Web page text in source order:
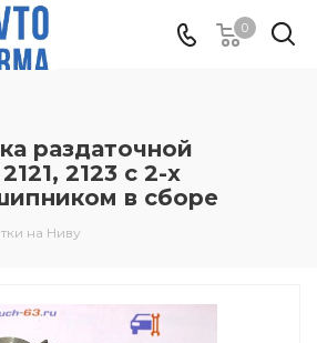
0
раздаточной
2123 с 2-х
в сборе
на Ниву